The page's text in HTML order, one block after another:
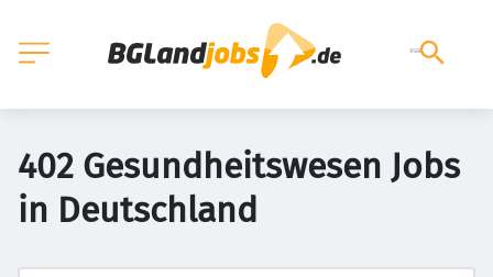
402 Gesundheitswesen Jobs
in Deutschland